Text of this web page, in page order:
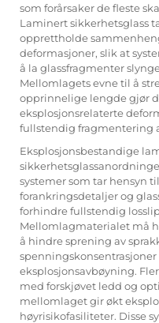
som forårsaker de fleste
Laminert sikkerhetsglass
opprettholde
deformasjoner, slik at
å la glassfragmenter
Mellomlagets evne til å
opprinnelige lengde gjør
eksplosjonsrelaterte
fullstendig fragmentering
Eksplosjonsbestandige
systemer som tar hensyn
forankringsdetaljer og
forhindre fullstendig
Mellomlagmaterialet må
å hindre sprening av
eksplosjonsavbøyning.
med forskjøvet ledd og
mellomlaget gir økt
høyrisikofasiliteter. Disse